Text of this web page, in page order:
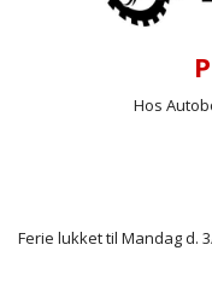
Hos
Ferie lukket til Mandag d.